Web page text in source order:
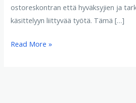
ostoreskontran että hyväksyjien ja
käsittelyyn liittyvää työtä. Tämä […]
Read More »